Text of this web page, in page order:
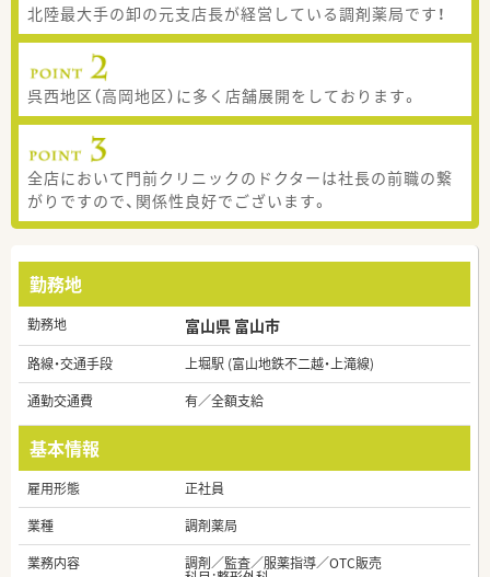
北陸最大手の卸の元支店長が経営している調剤薬局です！
呉西地区（高岡地区）に多く店舗展開をしております。
全店において門前クリニックのドクターは社長の前職の繋
がりですので、関係性良好でございます。
勤務地
勤務地 富山県 富山市
路線・交通手段
上堀駅 (富山地鉄不二越・上滝線)
通勤交通費
有／全額支給
基本情報
雇用形態
正社員
業種
調剤薬局
業務内容
調剤／監査／服薬指導／OTC販売